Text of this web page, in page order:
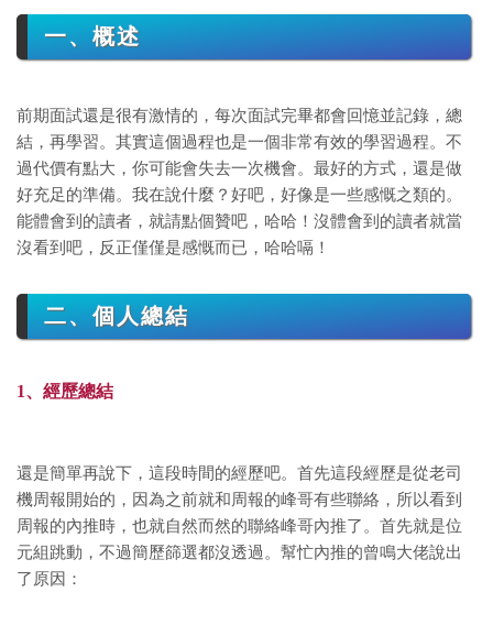
一、概述
前期面試還是很有激情的，每次面試完畢都會回憶並記錄，總
結，再學習。其實這個過程也是一個非常有效的學習過程。不
過代價有點大，你可能會失去一次機會。最好的方式，還是做
好充足的準備。我在說什麼？好吧，好像是一些感慨之類的。
能體會到的讀者，就請點個贊吧，哈哈！沒體會到的讀者就當
沒看到吧，反正僅僅是感慨而已，哈哈嗝！
二、個人總結
1、經歷總結
還是簡單再說下，這段時間的經歷吧。首先這段經歷是從老司
機周報開始的，因為之前就和周報的峰哥有些聯絡，所以看到
周報的內推時，也就自然而然的聯絡峰哥內推了。首先就是位
元組跳動，不過簡歷篩選都沒透過。幫忙內推的曾鳴大佬說出
了原因：